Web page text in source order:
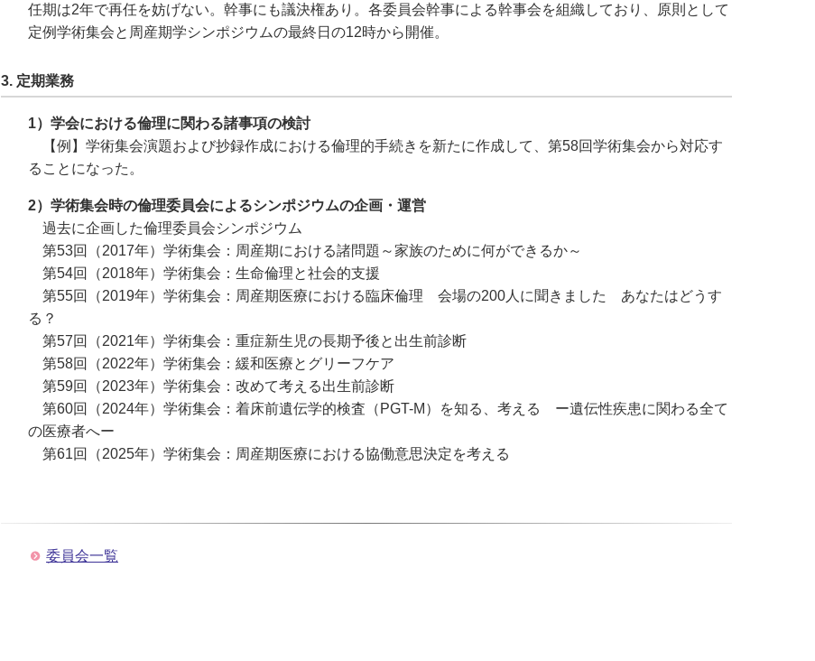
任期は2年で再任を妨げない。幹事にも議決権あり。各委員会幹事による幹事会を組織しており、原則として
定例学術集会と周産期学シンポジウムの最終日の12時から開催。
3. 定期業務
1）学会における倫理に関わる諸事項の検討
【例】学術集会演題および抄録作成における倫理的手続きを新たに作成して、第58回学術集会から対応す
ることになった。
2）学術集会時の倫理委員会によるシンポジウムの企画・運営
過去に企画した倫理委員会シンポジウム
第53回（2017年）学術集会：周産期における諸問題～家族のために何ができるか～
第54回（2018年）学術集会：生命倫理と社会的支援
第55回（2019年）学術集会：周産期医療における臨床倫理 会場の200人に聞きました あなたはどうす
る？
第57回（2021年）学術集会：重症新生児の長期予後と出生前診断
第58回（2022年）学術集会：緩和医療とグリーフケア
第59回（2023年）学術集会：改めて考える出生前診断
第60回（2024年）学術集会：着床前遺伝学的検査（PGT-M）を知る、考える ー遺伝性疾患に関わる全て
の医療者へー
第61回（2025年）学術集会：周産期医療における協働意思決定を考える
委員会一覧